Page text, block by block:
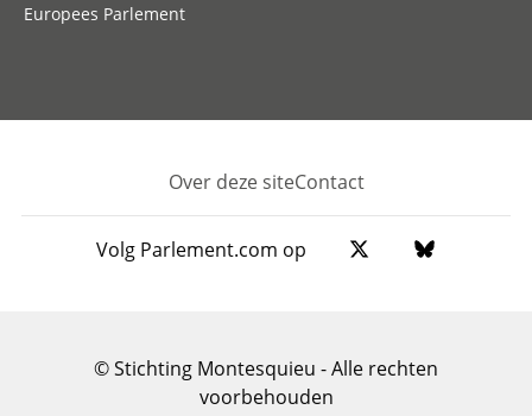
Europees Parlement
Footer
Over deze siteContact
Volg Parlement.com op
© Stichting Montesquieu - Alle rechten
voorbehouden